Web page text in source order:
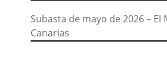
Subasta de mayo de 2026 – El
Canarias